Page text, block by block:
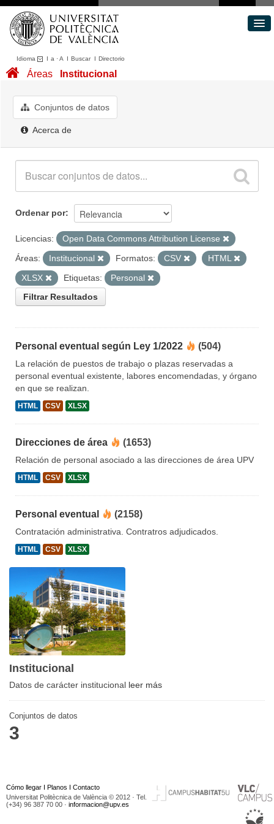
Idioma I a ·A I BuscarI Directorio
Conjuntos de datos
Acerca de
Áreas Institucional
Conjuntos de datos
Acerca de
Ordenar por
Licencias:
Open Data Commons Attribution License
Áreas:
Institucional Formatos: CSV
HTML
XLSX
Etiquetas:
Personal
Filtrar Resultados
Personal eventual según Ley 1/2022 (504)
La relación de puestos de trabajo o plazas reservadas a
personal eventual existente, labores encomendadas, y órgano
en que se realizan.
HTML CSV XLSX
Direcciones de área (1653)
Relación de personal asociado a las direcciones de área UPV
HTML CSV XLSX
Personal eventual (2158)
Contratación administrativa. Contratros adjudicados.
HTML CSV XLSX
Institucional
Datos de carácter institucional leer más
Conjuntos de datos
3
Cómo llegar I Planos I Contacto
Universitat Politècnica de València © 2012 · Tel.
(+34) 96 387 70 00 · informacion@upv.es